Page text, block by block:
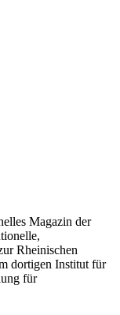
Magazin der
Rheinischen
dortigen Institut für
für